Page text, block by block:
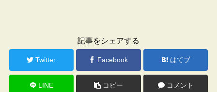
記事をシェアする
Twitter Facebook はてブ
LINE コピー コメント